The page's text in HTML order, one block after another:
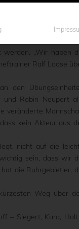
entweder den
den Oberligisten
dem Chemnitzer
„Wir haben
Ralf Loose
den
Robin Neupert
veränderte
kein Akteur aus
nicht auf die
sein, dass wir
die Ruhrgebietler,
Weg über
– Siegert, Kara, Holt